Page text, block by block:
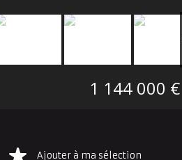
1 144 000 €
Ajouter à ma sélection